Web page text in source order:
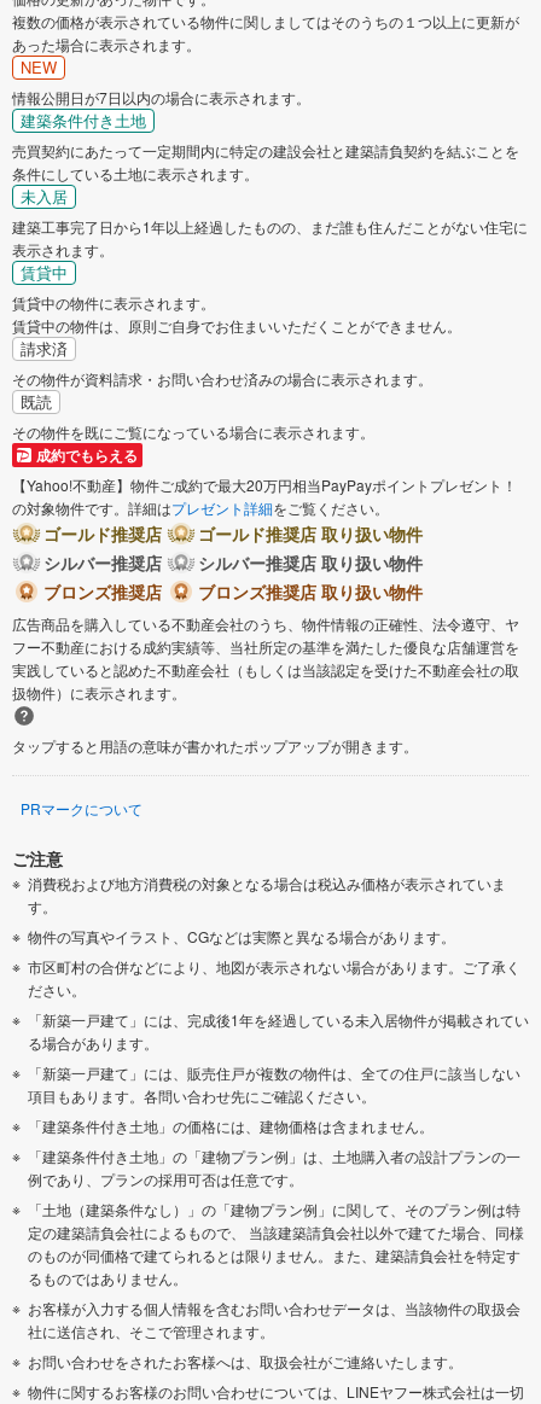
複数の価格が表示されている物件に関しましてはそのうちの１つ以上に更新が
あった場合に表示されます。
NEW
情報公開日が7日以内の場合に表示されます。
建築条件付き土地
売買契約にあたって一定期間内に特定の建設会社と建築請負契約を結ぶことを
条件にしている土地に表示されます。
未入居
建築工事完了日から1年以上経過したものの、まだ誰も住んだことがない住宅に
表示されます。
賃貸中
賃貸中の物件に表示されます。
賃貸中の物件は、原則ご自身でお住まいいただくことができません。
請求済
その物件が資料請求・お問い合わせ済みの場合に表示されます。
既読
その物件を既にご覧になっている場合に表示されます。
成約でもらえる
【Yahoo!不動産】物件ご成約で最大20万円相当PayPayポイントプレゼント！
の対象物件です。詳細はプレゼント詳細をご覧ください。
ゴールド推奨店
ゴールド推奨店 取り扱い物件
シルバー推奨店
シルバー推奨店 取り扱い物件
ブロンズ推奨店
ブロンズ推奨店 取り扱い物件
広告商品を購入している不動産会社のうち、物件情報の正確性、法令遵守、ヤ
フー不動産における成約実績等、当社所定の基準を満たした優良な店舗運営を
実践していると認めた不動産会社（もしくは当該認定を受けた不動産会社の取
扱物件）に表示されます。
タップすると用語の意味が書かれたポップアップが開きます。
PRマークについて
ご注意
消費税および地方消費税の対象となる場合は税込み価格が表示されていま
す。
物件の写真やイラスト、CGなどは実際と異なる場合があります。
市区町村の合併などにより、地図が表示されない場合があります。ご了承く
ださい。
「新築一戸建て」には、完成後1年を経過している未入居物件が掲載されてい
る場合があります。
「新築一戸建て」には、販売住戸が複数の物件は、全ての住戸に該当しない
項目もあります。各問い合わせ先にご確認ください。
「建築条件付き土地」の価格には、建物価格は含まれません。
「建築条件付き土地」の「建物プラン例」は、土地購入者の設計プランの一
例であり、プランの採用可否は任意です。
「土地（建築条件なし）」の「建物プラン例」に関して、そのプラン例は特
定の建築請負会社によるもので、 当該建築請負会社以外で建てた場合、同様
のものが同価格で建てられるとは限りません。また、建築請負会社を特定す
るものではありません。
お客様が入力する個人情報を含むお問い合わせデータは、当該物件の取扱会
社に送信され、そこで管理されます。
お問い合わせをされたお客様へは、取扱会社がご連絡いたします。
物件に関するお客様のお問い合わせについては、LINEヤフー株式会社は一切